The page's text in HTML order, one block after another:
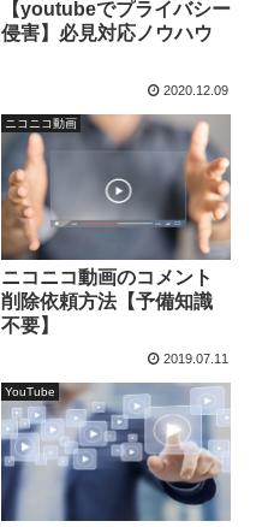
【youtubeでプライバシー
侵害】必見対応ノウハウ
2020.12.09
ニコニコ動画
ニコニコ動画のコメント
削除依頼方法【予備知識
不要】
2019.07.11
YouTube